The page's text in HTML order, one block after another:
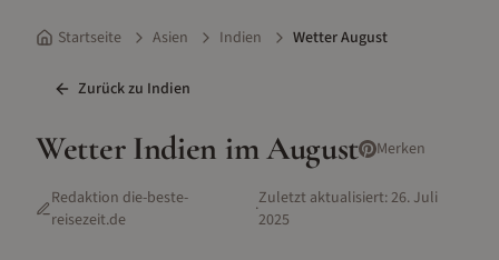
Startseite Asien Indien Wetter August
Zurück zu Indien
WetterIndien imAugust Merken
Redaktion die-beste-
reisezeit.de
·Zuletzt aktualisiert:26. Juli
2025